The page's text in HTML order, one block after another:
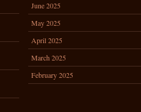
June 2025
May 2025
April 2025
March 2025
February 2025